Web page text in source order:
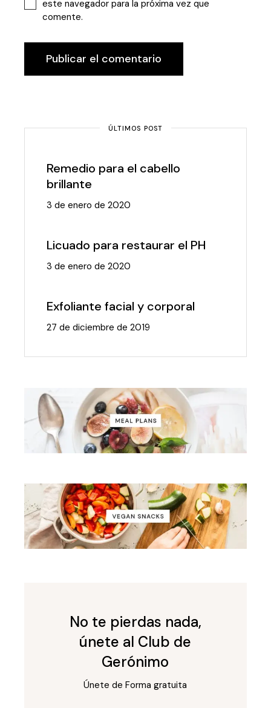
este navegador para la próxima vez que
comente.
Publicar el comentario
ÚLTIMOS POST
Remedio para el cabello
brillante
3 de enero de 2020
Licuado para restaurar el PH
3 de enero de 2020
Exfoliante facial y corporal
27 de diciembre de 2019
No te pierdas nada,
únete al Club de
Gerónimo
Únete de Forma gratuita